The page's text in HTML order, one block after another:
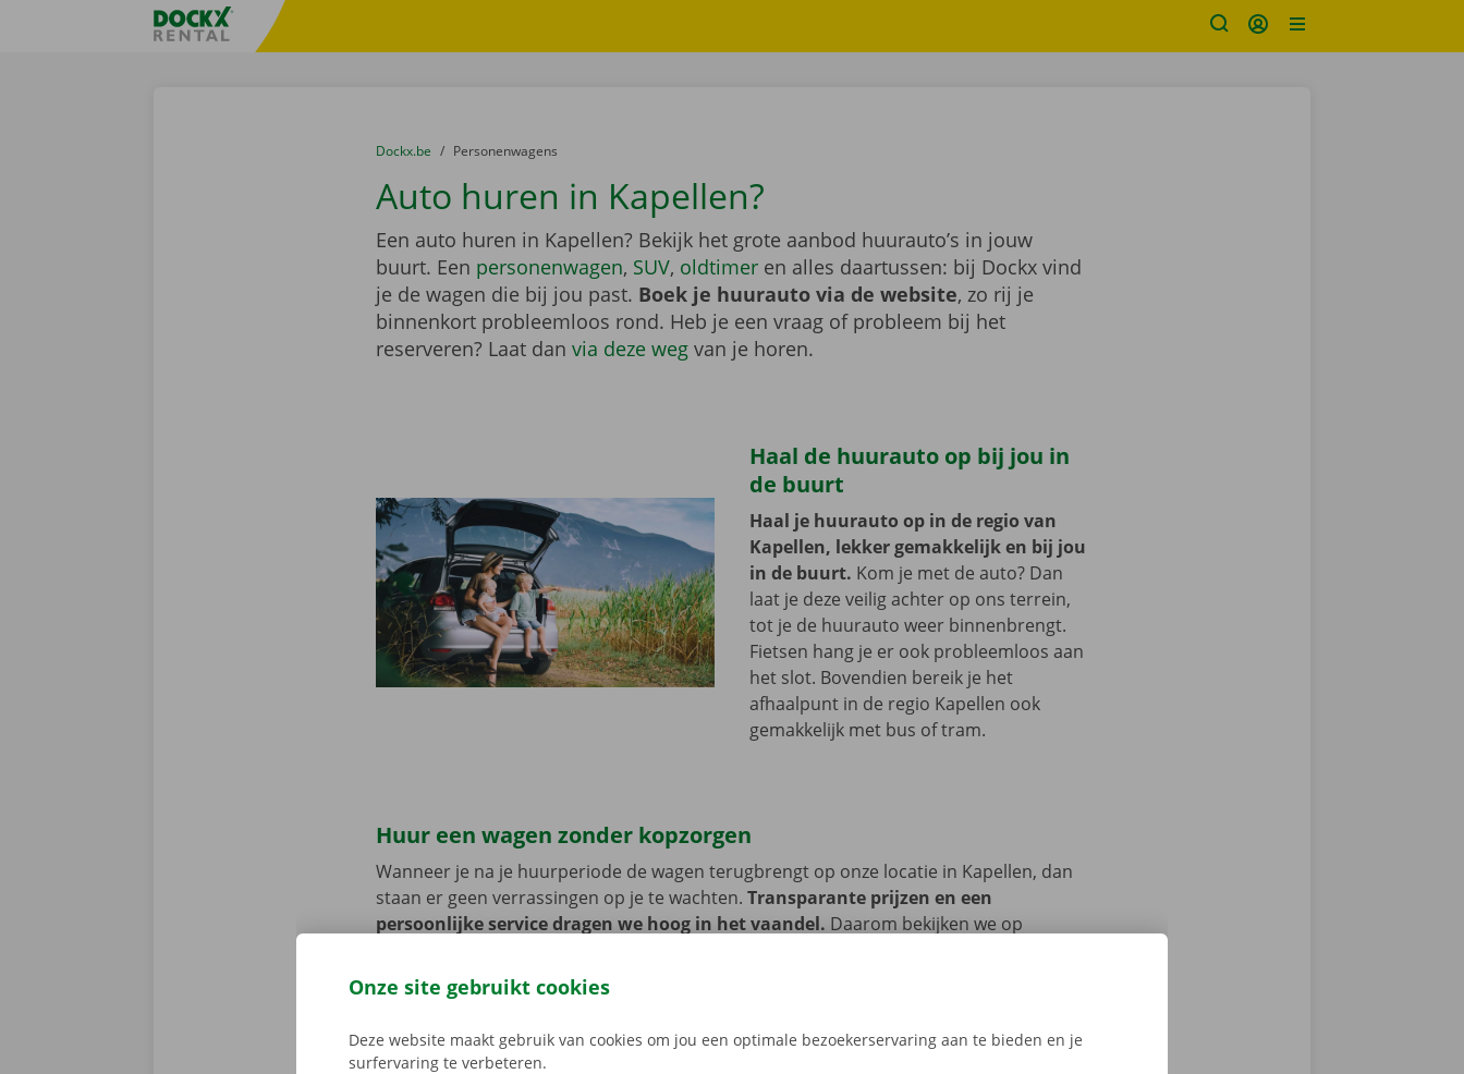
Taalselectie overslaanFratello DEMO
U bevindt zich hier:
van
Dockx.be naar
Personenwagens
Auto huren in Kapellen?
Een auto huren in Kapellen? Bekijk het grote aanbod huurauto’s in jouw
buurt. Een personenwagen, SUV, oldtimeren alles daartussen: bij Dockx vind
je de wagen die bij jou past. Boek je huurauto via de website, zo rij je
binnenkort probleemloos rond. Heb je een vraag of probleem bij het
reserveren? Laat dan via deze wegvan je horen.
Haal de huurauto op bij jou in
de buurt
Haal je huurauto op in de regio van
Kapellen, lekker gemakkelijk en bij jou
in de buurt. Kom je met de auto? Dan
laat je deze veilig achter op ons terrein,
tot je de huurauto weer binnenbrengt.
Fietsen hang je er ook probleemloos aan
het slot. Bovendien bereik je het
afhaalpunt in de regio Kapellen ook
gemakkelijk met bus of tram.
Huur een wagen zonder kopzorgen
Wanneer je na je huurperiode de wagen terugbrengt op onze locatie in Kapellen, dan
staan er geen verrassingen op je te wachten. Transparante prijzen en een
persoonlijke service dragen we hoog in het vaandel. Daarom bekijken we op
van pechverhelping binnen heel Europa. Zo geraak je altijd veilig thuis.
Onze site gebruikt cookies
Deze website maakt gebruik van cookies om jou een optimale bezoekerservaring aan te bieden en je
surfervaring te verbeteren.